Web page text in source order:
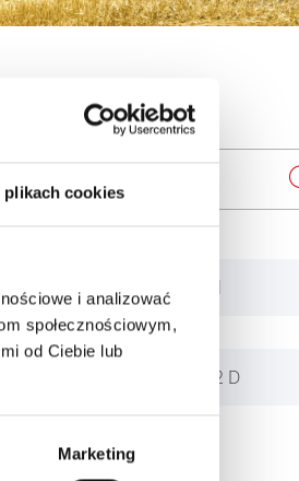
plikach cookies
i analizować
społecznościowym,
od Ciebie lub
Marketing
3800, 3800 Diesel
Grundmaster, 322 D